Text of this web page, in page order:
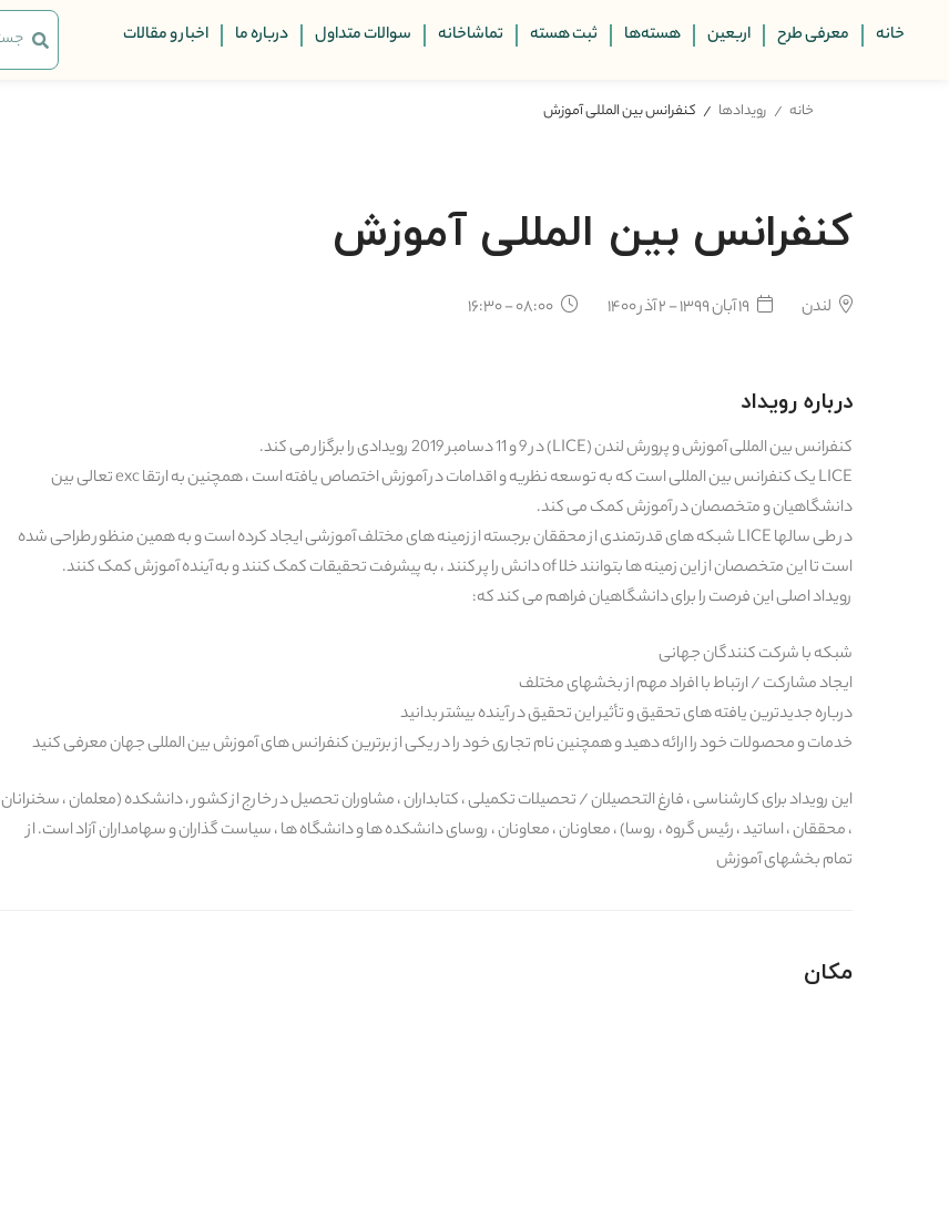
خانه معرفی طرح اربعین هسته‌ها ثبت هسته تماشاخانه سوالات متداول درباره ما اخبار و مقالات
خانه رویدادها کنفرانس بین المللی آموزش
کنفرانس بین المللی آموزش
لندن ۱۹ آبان ۱۳۹۹ - ۲ آذر ۱۴۰۰ ۰۸:۰۰ - ۱۶:۳۰
درباره رویداد
کنفرانس بین المللی آموزش و پرورش لندن (LICE) در 9 و 11 دسامبر 2019 رویدادی را برگزار می کند.
LICE یک کنفرانس بین المللی است که به توسعه نظریه و اقدامات در آموزش اختصاص یافته است ، همچنین به ارتقا exc تعالی بین
دانشگاهیان و متخصصان در آموزش کمک می کند.
در طی سالها LICE شبکه های قدرتمندی از محققان برجسته از زمینه های مختلف آموزشی ایجاد کرده است و به همین منظور طراحی شده
است تا این متخصصان از این زمینه ها بتوانند خلا of دانش را پر کنند ، به پیشرفت تحقیقات کمک کنند و به آینده آموزش کمک کنند.
رویداد اصلی این فرصت را برای دانشگاهیان فراهم می کند که:
شبکه با شرکت کنندگان جهانی
ایجاد مشارکت / ارتباط با افراد مهم از بخشهای مختلف
درباره جدیدترین یافته های تحقیق و تأثیر این تحقیق در آینده بیشتر بدانید
خدمات و محصولات خود را ارائه دهید و همچنین نام تجاری خود را در یکی از برترین کنفرانس های آموزش بین المللی جهان معرفی کنید
این رویداد برای کارشناسی ، فارغ التحصیلان / تحصیلات تکمیلی ، کتابداران ، مشاوران تحصیل در خارج از کشور ، دانشکده (معلمان ، سخنرانان
، محققان ، اساتید ، رئیس گروه ، روسا) ، معاونان ، معاونان ، روسای دانشکده ها و دانشگاه ها ، سیاست گذاران و سهامداران آزاد است. از
تمام بخشهای آموزش
مکان